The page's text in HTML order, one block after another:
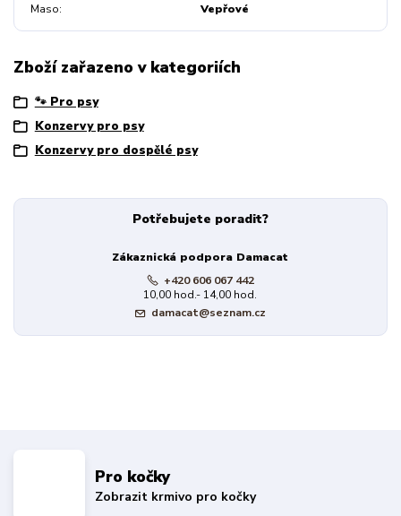
Maso Vepřové
Zboží zařazeno v kategoriích
🐾 Pro psy
Konzervy pro psy
Konzervy pro dospělé psy
Potřebujete poradit?
Zákaznická podpora Damacat
+420 606 067 442
10,00 hod.- 14,00 hod.
damacat@seznam.cz
Pro kočky
Zobrazit krmivo pro kočky